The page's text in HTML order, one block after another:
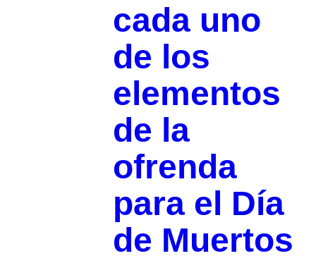
cada uno
de los
elementos
de la
ofrenda
para el Día
de Muertos